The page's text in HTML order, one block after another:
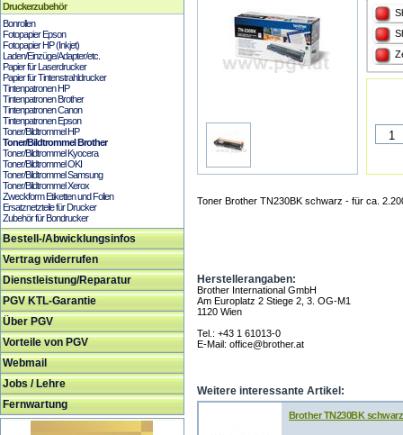
Druckerzubehör
Bonrollen
Fotopapier Epson
Fotopapier HP (Inkjet)
Laden/Einzüge/Adapter/etc.
Papier für Laserdrucker
Papier für Tintenstrahldrucker
Tintenpatronen HP
Tintenpatronen Brother
Tintenpatronen Canon
Tintenpatronen Epson
Toner/Bildtrommel HP
Toner/Bildtrommel Brother
Toner/Bildtrommel Kyocera
Toner/Bildtrommel OKI
Toner/Bildtrommel Samsung
Toner/Bildtrommel Xerox
Zweckform Etiketten und Folien
Ersatznetzteile für Drucker
Zubehör für Bondrucker
Bestell-/Abwicklungsinfos
Vertrag widerrufen
Dienstleistung/Reparatur
PGV KTL-Garantie
Über PGV
Vorteile von PGV
Webmail
Jobs / Lehre
Fernwartung
Toner Brother TN230BK schwarz - für ca.
Herstellerangaben:
Brother International GmbH
Am Europlatz 2 Stiege 2, 3. OG-M1
1120 Wien
Tel.: +43 1 61013-0
E-Mail: office@brother.at
Weitere interessante Artikel:
Brother TN230BK schwarz